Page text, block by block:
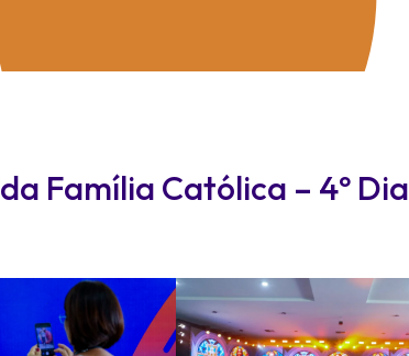
Família Católica – 4º Dia